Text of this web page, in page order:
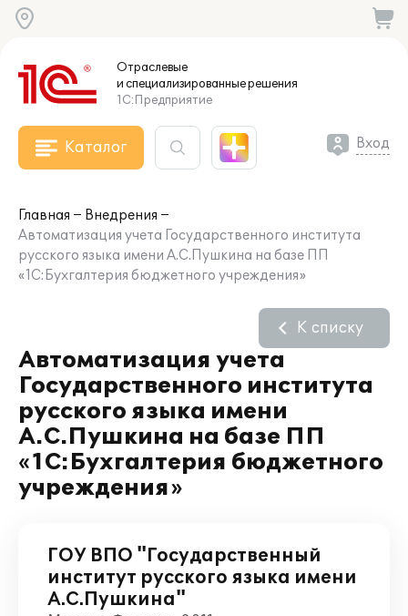
Отраслевые
и специализированныерешения
1С:Предприятие
Каталог Вход
Главная
Внедрения
Автоматизация учета Государственного института
русского языка имени А.С.Пушкина на базе ПП
«1С:Бухгалтерия бюджетного учреждения»
Автоматизация учета
Государственного института
русского языка имени
А.С.Пушкина на базе ПП
«1С:Бухгалтерия бюджетного
учреждения»
К списку
ГОУ ВПО "Государственный
институт русского языка имени
А.С.Пушкина"